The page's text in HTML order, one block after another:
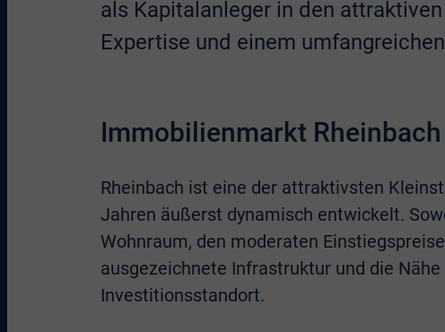
als Kapitalanleger in den
Expertise und einem
Immobilienmarkt
Rheinbach ist eine der attraktivsten
Jahren äußerst dynamisch entwickelt.
Wohnraum, den moderaten
ausgezeichnete Infrastruktur und die
Investitionsstandort.